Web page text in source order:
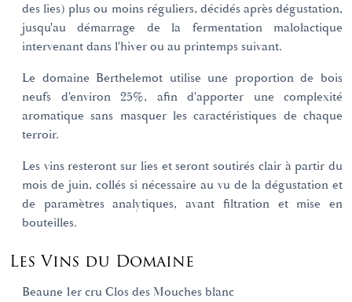
des lies) plus ou moins réguliers, décidés après dégustation,
jusqu'au démarrage de la fermentation malolactique
intervenant dans l'hiver ou au printemps suivant.
Le domaine Berthelemot utilise une proportion de bois
neufs d'environ 25%, afin d'apporter une complexité
aromatique sans masquer les caractéristiques de chaque
terroir.
Les vins resteront sur lies et seront soutirés clair à partir du
mois de juin, collés si nécessaire au vu de la dégustation et
de paramètres analytiques, avant filtration et mise en
bouteilles.
Les Vins du Domaine
Beaune 1er cru Clos des Mouches blanc